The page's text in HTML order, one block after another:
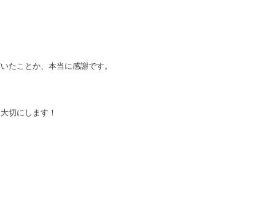
たことか、本当に感謝です。
切にします！